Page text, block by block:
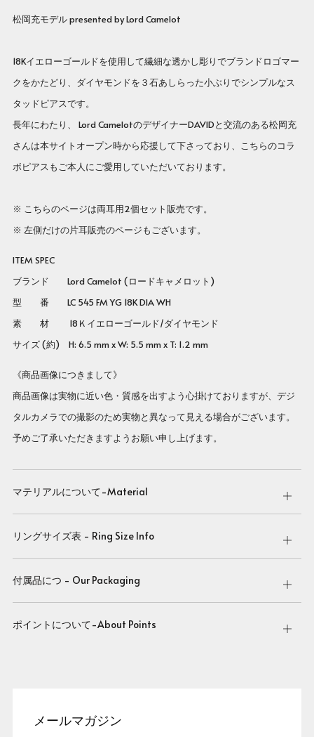
松岡充モデル presented by Lord Camelot
18Kイエローゴールドを使用して繊細な透かし彫りでブランドロゴマー
クをかたどり、ダイヤモンドを３石あしらった小ぶりでシンプルなス
タッドピアスです。
長年にわたり、 Lord CamelotのデザイナーDAVIDと交流のある松岡充
さんは本サイトオープン時から応援して下さっており、こちらのコラ
ボピアスもご本人にご愛用していただいております。
※ こちらのページは両耳用2個セット販売です。
※ 左側だけの片耳販売のページもございます。
ITEM SPEC
ブランド Lord Camelot (ロードキャメロット)
型 番 LC 545 FM YG 18K DIA WH
素 材 18Ｋイエローゴールド/ダイヤモンド
サイズ (約) H: 6.5 mm x W: 5.5 mm x T: 1.2 mm
《商品画像につきまして》
商品画像は実物に近い色・質感を出すよう心掛けておりますが、デジ
タルカメラでの撮影のため実物と異なって見える場合がございます。
予めご了承いただきますようお願い申し上げます。
マテリアルについて-Material
Open
tab
リングサイズ表 - Ring Size Info
Open
tab
付属品につ - Our Packaging
Open
tab
ポイントについて-About Points
Open
メールマガジン